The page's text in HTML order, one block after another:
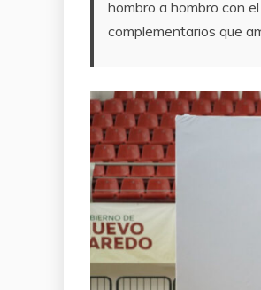
hombro a hombro con
complementarios que